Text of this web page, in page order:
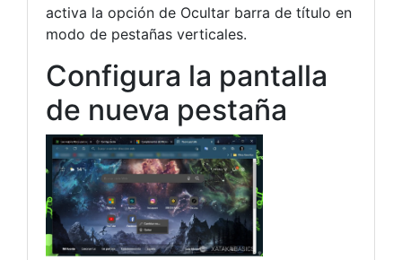
activa la opción de Ocultar barra de título en
modo de pestañas verticales.
Configura la pantalla
de nueva pestaña